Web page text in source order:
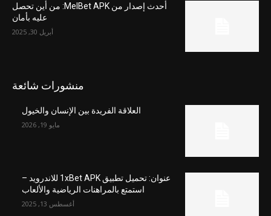
أحدث إصدار من MelBet APK: من أين تحصل
عليه بأمان
أبريل 30, 2025
منشورات شائعة
العلاقة الفريدة بين الإنسان والخيول
مايو 19, 2026
عنوان: تحميل تطبيق 1xBet APK للاندرويد –
استمتع بالمراهنات الرياضية والألعاب
أغسطس 13, 2025